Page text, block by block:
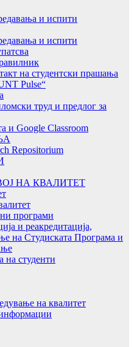
и испити
и испити
на студентски прашања
Pulse“
труд и предлог за
и Google Classroom
Repositorium
НА КВАЛИТЕТ
програми
и реакредитација,
на Студиската Програма и
на студенти
на квалитет